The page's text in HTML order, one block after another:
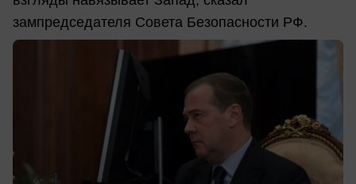
зампредседателя Совета Безопасности РФ.